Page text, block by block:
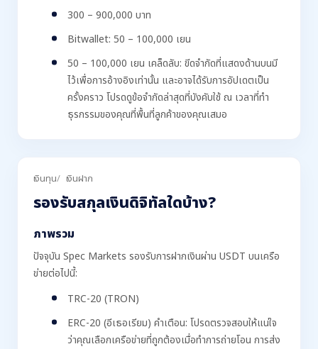
300 – 900,000 บาท
Bitwallet: 50 – 100,000 เยน
50 – 100,000 เยน เคล็ดลับ: ขีดจำกัดที่แสดงด้านบนมี
ไว้เพื่อการอ้างอิงเท่านั้น และอาจได้รับการอัปเดตเป็น
ครั้งคราว โปรดดูข้อจำกัดล่าสุดที่บังคับใช้ ณ เวลาที่ทำ
ธุรกรรมของคุณที่พื้นที่ลูกค้าของคุณเสมอ
เงินทุน เงินฝาก
รองรับสกุลเงินดิจิทัลใดบ้าง?
ภาพรวม
ปัจจุบัน Spec Markets รองรับการฝากเงินผ่าน USDT บนเครือ
ข่ายต่อไปนี้:
TRC-20 (TRON)
ERC-20 (อีเธอเรียม) คำเตือน: โปรดตรวจสอบให้แน่ใจ
ว่าคุณเลือกเครือข่ายที่ถูกต้องเมื่อทำการถ่ายโอน การส่ง